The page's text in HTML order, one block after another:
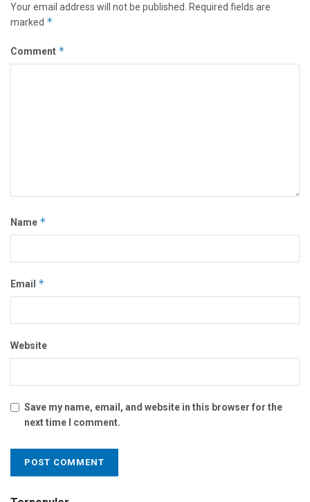
Your email address will not be published. Required fields are
marked *
Comment *
Name *
Email *
Website
Save my name, email, and website in this browser for the
next time I comment.